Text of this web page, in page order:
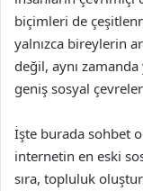
biçimleri de
yalnızca bireylerin
değil, aynı
geniş sosyal
İşte burada sohbet
internetin en eski
sıra, topluluk